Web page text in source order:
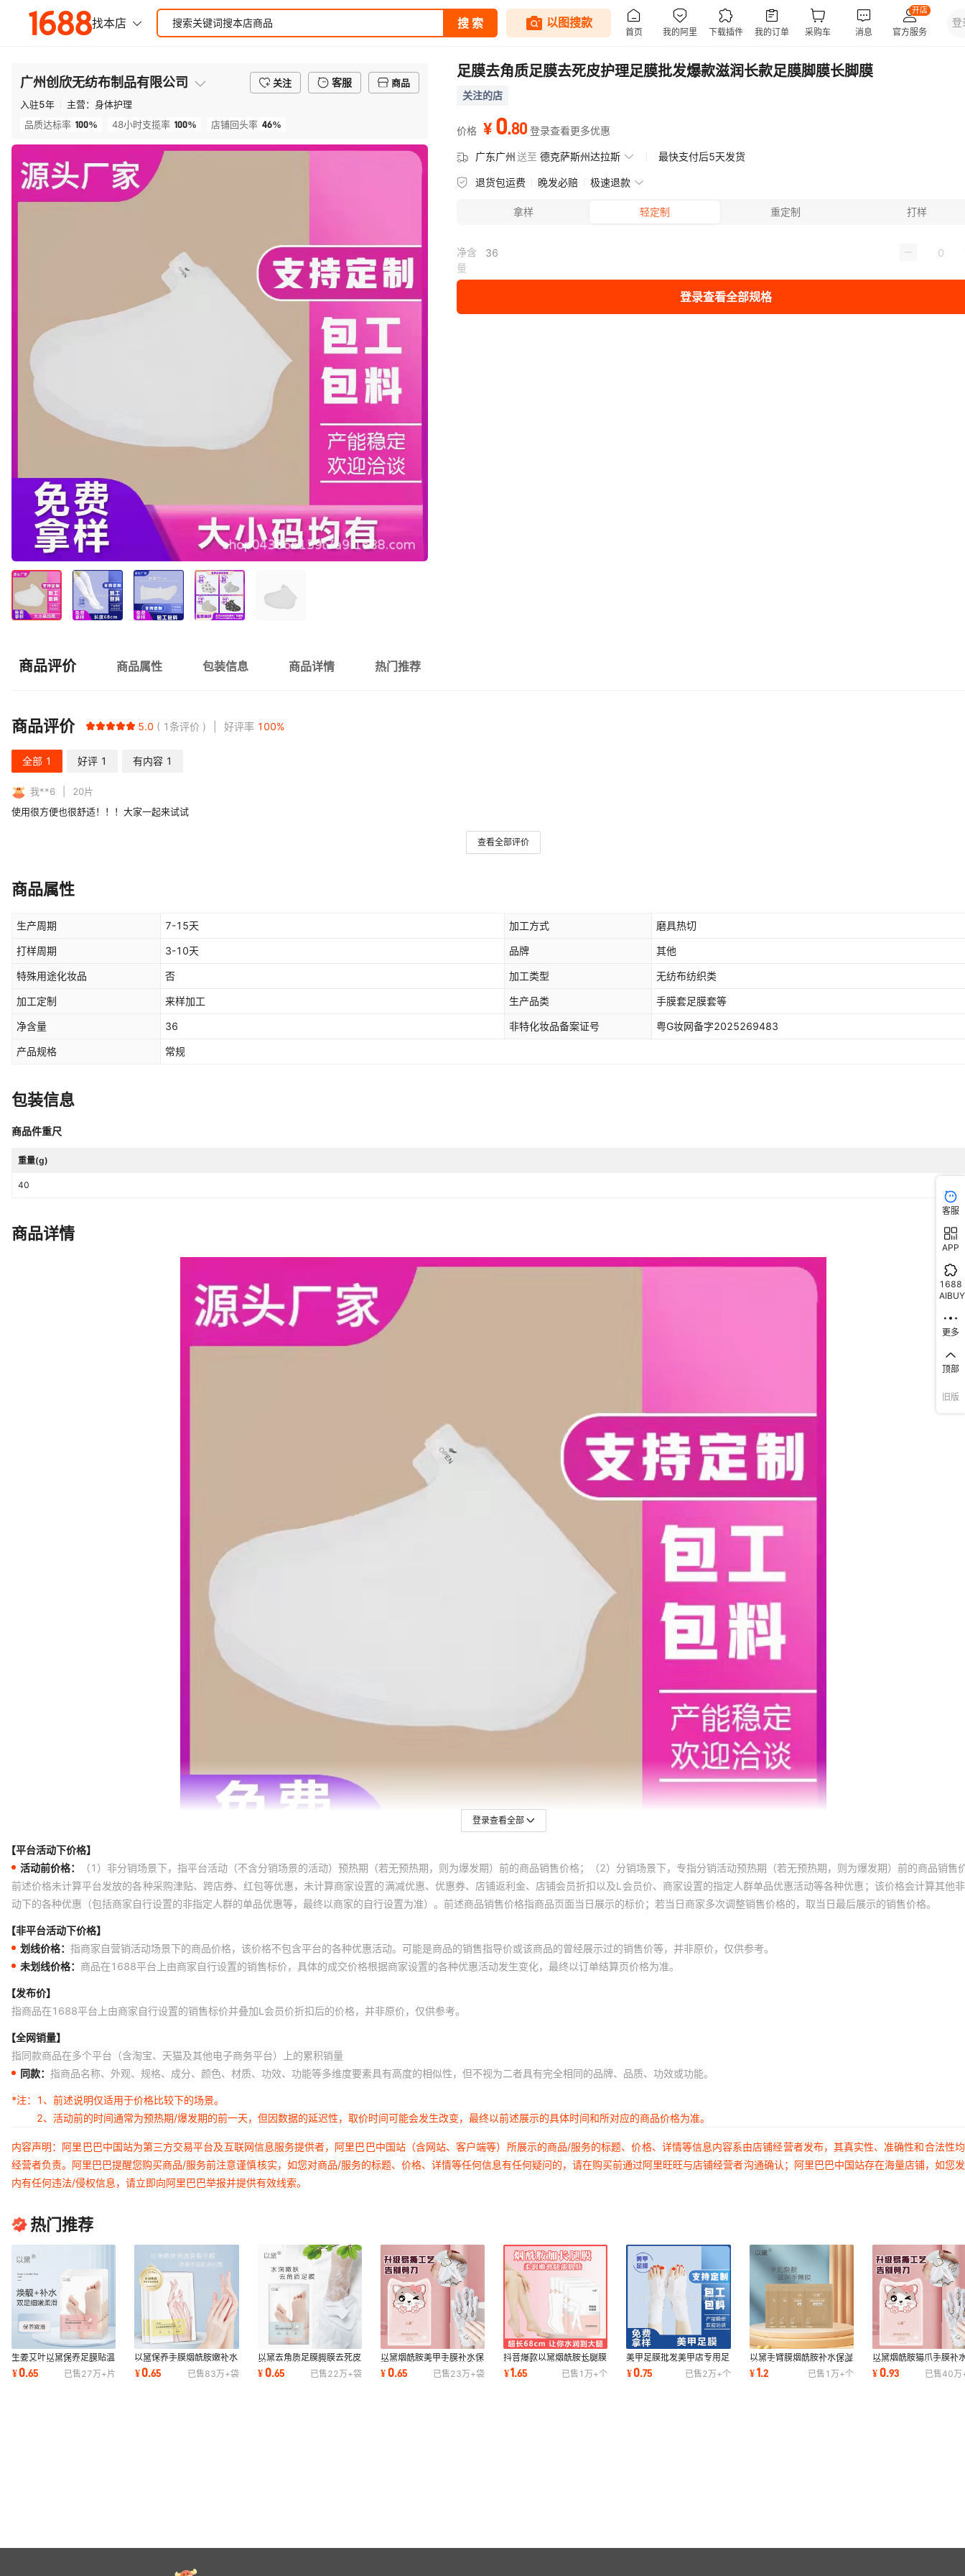
广州创欣无纺布制品有限公司 关注 客服
商品
入驻5年 主营： 身体护理
品质达标率 100% 48小时支揽率 100% 店铺回头率 46%
足膜去角质足膜去死皮护理足膜批发爆款滋润长款足膜脚膜长脚膜
关注的店
价格 ¥ 0.80 登录查看更多优惠
广东广州送至 德克萨斯州达拉斯 最快支付后5天发货
退货包运费 晚发必赔 极速退款
拿样 轻定制 重定制 打样
净含
量
36
登录查看全部规格
商品评价 商品属性 包装信息 商品详情 热门推荐
商品评价 5.0 1条评价 好评率 100%
全部 1 好评 1 有内容 1
我**6 20片
使用很方便也很舒适！！！大家一起来试试
查看全部评价
商品属性
生产周期 7-15天 加工方式 磨具热切
打样周期 3-10天 品牌 其他
特殊用途化妆品 否 加工类型 无纺布纺织类
加工定制 来样加工 生产品类 手膜套足膜套等
净含量 36 非特化妆品备案证号 粤G妆网备字2025269483
产品规格 常规
包装信息
商品件重尺
重量(g)
40
商品详情
登录查看全部
【平台活动下价格】
活动前价格：
（1）非分销场景下，指平台活动（不含分销场景的活动）预热期（若无预热期，则为爆发期）前的商品销售价格；（2）分销场景下，专指分销活动预热期（若无预热期，则为爆发期）前的商品销售
前述价格未计算平台发放的各种采购津贴、跨店券、红包等优惠，未计算商家设置的满减优惠、优惠券、店铺返利金、店铺会员折扣以及L会员价、商家设置的指定人群单品优惠活动等各种优惠；该价格会计算其他
动下的各种优惠（包括商家自行设置的非指定人群的单品优惠等，最终以商家的自行设置为准）。前述商品销售价格指商品页面当日展示的标价；若当日商家多次调整销售价格的，取当日最后展示的销售价格。
【非平台活动下价格】
划线价格： 指商家自营销活动场景下的商品价格，该价格不包含平台的各种优惠活动。可能是商品的销售指导价或该商品的曾经展示过的销售价等，并非原价，仅供参考。
未划线价格： 商品在1688平台上由商家自行设置的销售标价，具体的成交价格根据商家设置的各种优惠活动发生变化，最终以订单结算页价格为准。
【发布价】
指商品在1688平台上由商家自行设置的销售标价并叠加L会员价折扣后的价格，并非原价，仅供参考。
【全网销量】
指同款商品在多个平台（含淘宝、天猫及其他电子商务平台）上的累积销量
同款： 指商品名称、外观、规格、成分、颜色、材质、功效、功能等多维度要素具有高度的相似性，但不视为二者具有完全相同的品牌、品质、功效或功能。
*注：
1、前述说明仅适用于价格比较下的场景。
2、活动前的时间通常为预热期/爆发期的前一天，但因数据的延迟性，取价时间可能会发生改变，最终以前述展示的具体时间和所对应的商品价格为准。
内容声明：阿里巴巴中国站为第三方交易平台及互联网信息服务提供者，阿里巴巴中国站（含网站、客户端等）所展示的商品/服务的标题、价格、详情等信息内容系由店铺经营者发布，其真实性、准确性和合法性
经营者负责。阿里巴巴提醒您购买商品/服务前注意谨慎核实，如您对商品/服务的标题、价格、详情等任何信息有任何疑问的，请在购买前通过阿里旺旺与店铺经营者沟通确认；阿里巴巴中国站存在海量店铺，如您
内有任何违法/侵权信息，请立即向阿里巴巴举报并提供有效线索。
热门推荐
生姜艾叶以黛保养足膜贴温
热发热保湿嫩脚膜烟酰胺部
护理footmask
¥0.65 已售27万+片
以黛保养手膜烟酰胺嫩补水
保湿手部护理美甲专用手套
定批发制
¥0.65 已售83万+袋
以黛去角质足膜脚膜去死皮
脱皮去老茧足贴脚套足部护
理foot mask
¥0.65 已售22万+袋
以黛烟酰胺美甲手膜补水保
湿嫩白猫爪手套手臂嫩肤批
发hand mask
¥0.65 已售23万+袋
抖音爆款以黛烟酰胺长腿膜
保养过膝足膜补水保湿美甲
店手膜批发
¥1.65 已售 1万+个
美甲足膜批发美甲店专用足
膜套美甲手膜精华空套美甲
脚膜保养嫩肤
¥0.75 已售2万+个
以黛手臂膜烟酰胺补水保湿
长款手膜羊奶滋润焕亮肌肤
工厂批发
¥1.2 已售 1万+个
以黛烟酰胺猫爪手膜补
湿滋润嫩白手部护理美
专用源头批发
¥0.93 已售40万
客服
APP
1688
AIBUY
更多
顶部
旧版